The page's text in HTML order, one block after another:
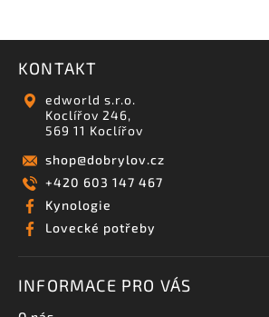
KONTAKT
edworld s.r.o.
Koclířov 246,
569 11 Koclířov
shop@dobrylov.cz
+420 603 147 467
Kynologie
Lovecké potřeby
INFORMACE PRO VÁS